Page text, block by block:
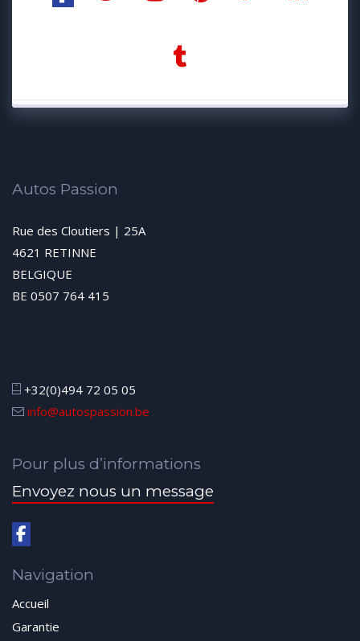
Autos Passion
Rue des Cloutiers | 25A
4621 RETINNE
BELGIQUE
BE 0507 764 415
+32(0)494 72 05 05
info@autospassion.be
Pour plus d’informations
Envoyez nous un message
Navigation
Accueil
Garantie